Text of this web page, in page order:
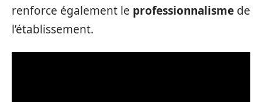
renforce également le professionnalisme de
l’établissement.